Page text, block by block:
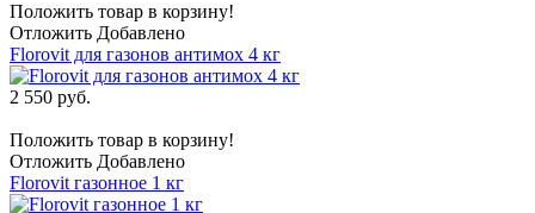
Положить товар в корзину!
Отложить Добавлено
Florovit для газонов антимох 4 кг
2 550 руб.
Положить товар в корзину!
Отложить Добавлено
Florovit газонное 1 кг